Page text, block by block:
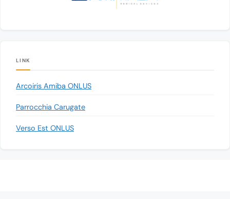
LINK
Arcoiris Amiba ONLUS
Parrocchia Carugate
Verso Est ONLUS